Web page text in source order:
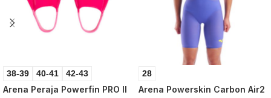
38-39 40-41 42-43
Arena Peraja Powerfin PRO II
28
Arena Powerskin Carbon Air2